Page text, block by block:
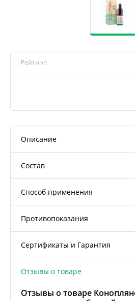
Рейтинг:
Описание
Состав
Способ применения
Противопоказания
Сертификаты и Гарантия
Отзывы о товаре
Отзывы о товаре